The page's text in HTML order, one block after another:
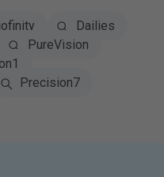
Dailies
PureVision
Precision7